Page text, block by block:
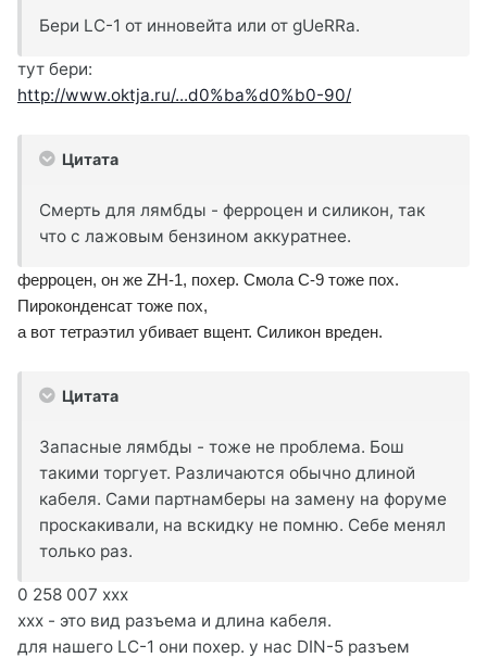
Бери LC-1 от инновейта или от gUeRRa.
тут бери:
http://www.oktja.ru/...d0%ba%d0%b0-90/
Цитата
Смерть для лямбды - ферроцен и силикон, так
что с лажовым бензином аккуратнее.
ферроцен, он же ZH-1, похер. Смола С-9 тоже пох.
Пироконденсат тоже пох,
а вот тетраэтил убивает вщент. Силикон вреден.
Цитата
Запасные лямбды - тоже не проблема. Бош
такими торгует. Различаются обычно длиной
кабеля. Сами партнамберы на замену на форуме
проскакивали, на вскидку не помню. Себе менял
только раз.
0 258 007 ххх
ххх - это вид разъема и длина кабеля.
для нашего LC-1 они похер. у нас DIN-5 разъем